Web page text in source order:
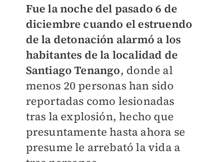
Fue la noche del pasado 6 de
diciembre cuando el estruendo
de la detonación alarmó a los
habitantes de la localidad de
Santiago Tenango, donde al
menos 20 personas han sido
reportadas como lesionadas
tras la explosión, hecho que
presuntamente hasta ahora se
presume le arrebató la vida a